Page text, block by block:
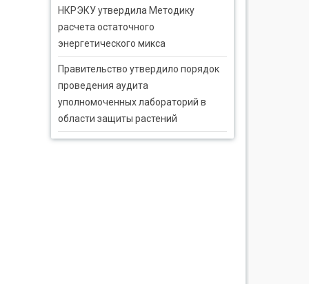
НКРЭКУ утвердила Методику
расчета остаточного
энергетического микса
Правительство утвердило порядок
проведения аудита
уполномоченных лабораторий в
области защиты растений